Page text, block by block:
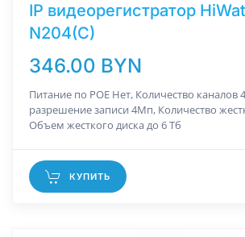
IP видеорегистратор
N204(C)
346.00 BYN
Питание по РОЕ Нет, Количество каналов
разрешение записи 4Мп, Количество
Объем жесткого диска до 6 Тб
КУПИТЬ